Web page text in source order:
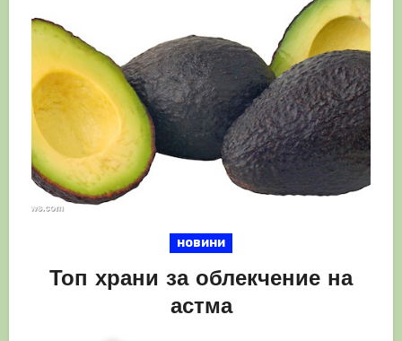
новини
Топ храни за облекчение на
астма